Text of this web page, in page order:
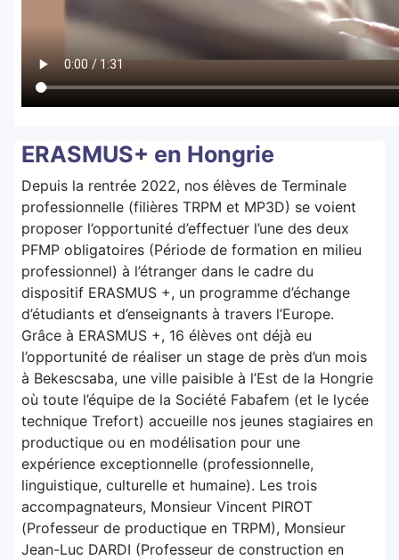
ERASMUS+ en Hongrie
Depuis la rentrée 2022, nos élèves de Terminale
professionnelle (filières TRPM et MP3D) se voient
proposer l’opportunité d’effectuer l’une des deux
PFMP obligatoires (Période de formation en milieu
professionnel) à l’étranger dans le cadre du
dispositif ERASMUS +, un programme d’échange
d’étudiants et d’enseignants à travers l’Europe.
Grâce à ERASMUS +, 16 élèves ont déjà eu
l’opportunité de réaliser un stage de près d’un mois
à Bekescsaba, une ville paisible à l’Est de la Hongrie
où toute l’équipe de la Société Fabafem (et le lycée
technique Trefort) accueille nos jeunes stagiaires en
productique ou en modélisation pour une
expérience exceptionnelle (professionnelle,
linguistique, culturelle et humaine). Les trois
accompagnateurs, Monsieur Vincent PIROT
(Professeur de productique en TRPM), Monsieur
Jean-Luc DARDI (Professeur de construction en